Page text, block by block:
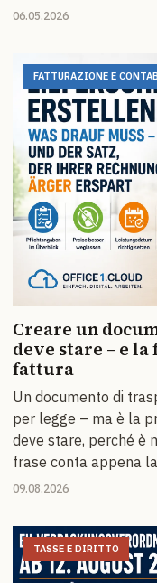
06.05.2026
FATTURAZIONE E
Creare un
deve stare – e
fattura
Un documento di
per legge – ma è la
deve stare, perché è
frase conta appena
09.08.2026
TASSE E DIRITTO